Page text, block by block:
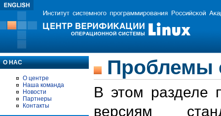
О НАС
О центре
Наша команда
Новости
Партнеры
Контакты
Проблемы
В этом разделе
версиям